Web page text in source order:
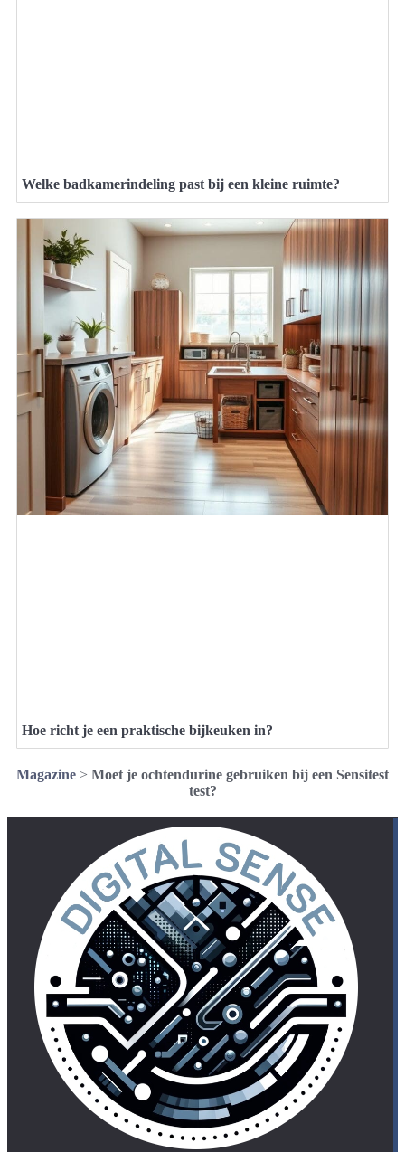
Welke badkamerindeling past bij een kleine ruimte?
Hoe richt je een praktische bijkeuken in?
Magazine > Moet je ochtendurine gebruiken bij een Sensitest
test?